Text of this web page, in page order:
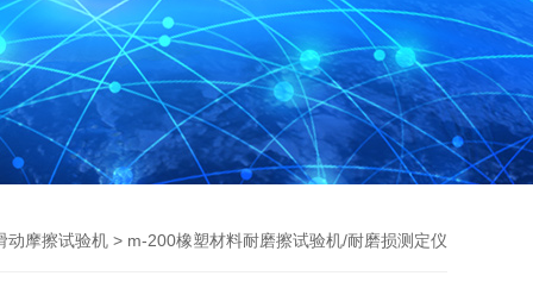
动摩擦试验机 > m-200橡塑材料耐磨擦试验机/耐磨损测定仪